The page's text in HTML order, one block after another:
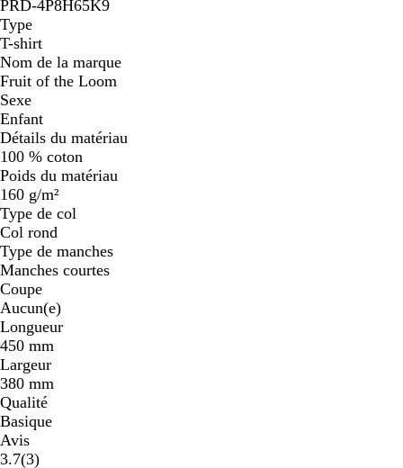
PRD-4P8H65K9
Type
T-shirt
Nom de la marque
Fruit of the Loom
Sexe
Enfant
Détails du matériau
100 % coton
Poids du matériau
160 g/m²
Type de col
Col rond
Type de manches
Manches courtes
Coupe
Aucun(e)
Longueur
450 mm
Largeur
380 mm
Qualité
Basique
Avis
3.7(33
)